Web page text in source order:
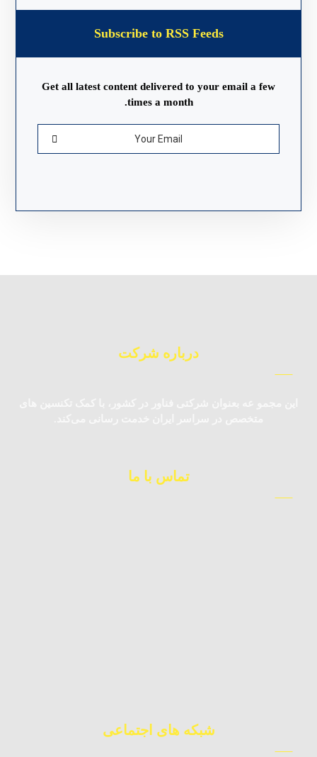
Subscribe to RSS Feeds
Get all latest content delivered to your email a few
times a month.
درباره شرکت
این مجمو عه بعنوان شرکتی فناور در کشور، با کمک تکنسین‌ های
تماس با ما
شبکه های اجتماعی